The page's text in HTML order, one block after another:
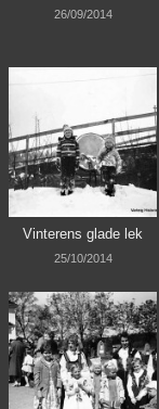
26/09/2014
Vinterens glade lek
25/10/2014